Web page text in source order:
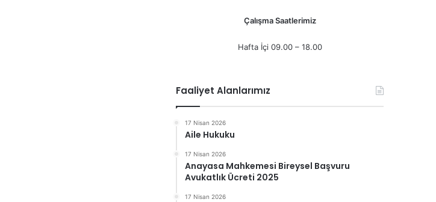
Çalışma Saatlerimiz
Hafta İçi 09.00 – 18.00
Faaliyet Alanlarımız
17 Nisan 2026
Aile Hukuku
17 Nisan 2026
Anayasa Mahkemesi Bireysel Başvuru
Avukatlık Ücreti 2025
17 Nisan 2026